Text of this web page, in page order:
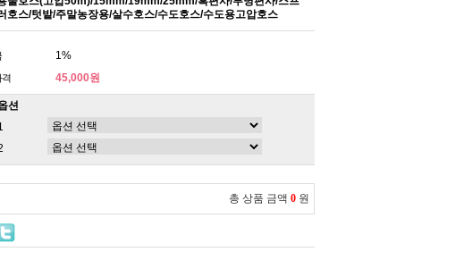
호스/텃밭/주말농장용/살수호스/수도호스/수도용고압호스
1%
격 45,000원
션
총 상품 금액 0 원